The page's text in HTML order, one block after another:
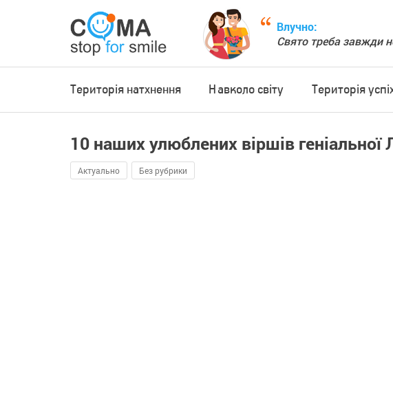
Влучно:
Свято треба завжди
Територія натхнення Навколо світу Територія
10 наших улюблених віршів геніальної
Актуально Без рубрики